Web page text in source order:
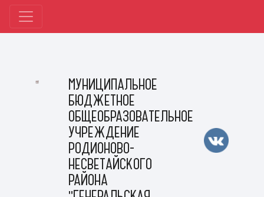
МУНИЦИПАЛЬНОЕ
БЮДЖЕТНОЕ
ОБЩЕОБРАЗОВАТЕЛЬНОЕ
УЧРЕЖДЕНИЕ
РОДИОНОВО-
НЕСВЕТАЙСКОГО
РАЙОНА